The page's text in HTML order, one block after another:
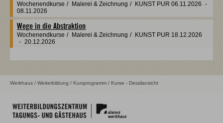
Wochenendkurse / Malerei & Zeichnung / KUNST PUR 06.11.2026 -
08.11.2026
Wege in die Abstraktion
Wochenendkurse / Malerei & Zeichnung / KUNST PUR 18.12.2026
- 20.12.2026
Werkhaus / Weiterbildung / Kursprogramm / Kurse - Detailansicht